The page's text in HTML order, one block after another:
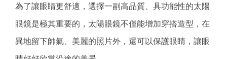
為了讓眼睛更舒適，選擇一副高品質、具功能性的太陽
眼鏡是極其重要的，太陽眼鏡不僅能增加穿搭造型，在
異地留下帥氣、美麗的照片外，還可以保護眼睛，讓眼